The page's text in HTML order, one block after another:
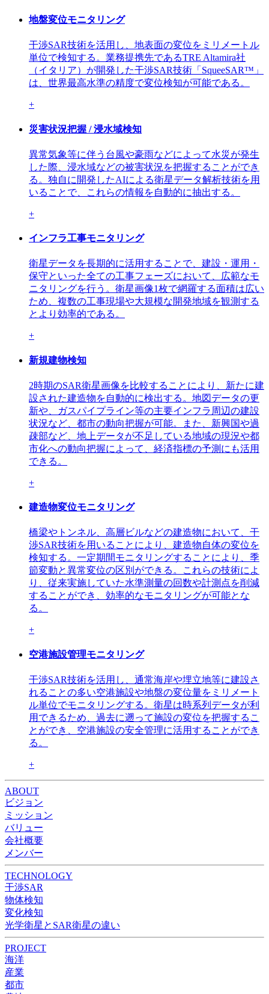
地盤変位モニタリング
干渉SAR技術を活用し、地表面の変位をミリメートル
単位で検知する。業務提携先であるTRE Altamira社
（イタリア）が開発した干渉SAR技術「SqueeSAR™」
は、世界最高水準の精度で変位検知が可能である。
+
災害状況把握 / 浸水域検知
異常気象等に伴う台風や豪雨などによって水災が発生
した際、浸水域などの被害状況を把握することができ
る。独⾃に開発したAIによる衛星データ解析技術を⽤
いることで、これらの情報を⾃動的に抽出する。
+
インフラ工事モニタリング
衛星データを長期的に活用することで、建設・運用・
保守といった全ての工事フェーズにおいて、広範なモ
ニタリングを行う。衛星画像1枚で網羅する面積は広い
ため、複数の工事現場や大規模な開発地域を観測する
とより効率的である。
+
新規建物検知
2時期のSAR衛星画像を比較することにより、新たに建
設された建造物を自動的に検出する。地図データの更
新や、ガスパイプライン等の主要インフラ周辺の建設
状況など、都市の動向把握が可能。また、新興国や過
疎部など、地上データが不足している地域の現況や都
市化への動向把握によって、経済指標の予測にも活用
できる。
+
建造物変位モニタリング
橋梁やトンネル、高層ビルなどの建造物において、干
渉SAR技術を用いることにより、建造物自体の変位を
検知する。一定期間モニタリングすることにより、季
節変動と異常変位の区別ができる。これらの技術によ
り、従来実施していた水準測量の回数や計測点を削減
することができ、効率的なモニタリングが可能とな
る。
+
空港施設管理モニタリング
干渉SAR技術を活用し、通常海岸や埋立地等に建設さ
れることの多い空港施設や地盤の変位量をミリメート
ル単位でモニタリングする。衛星は時系列データが利
用できるため、過去に遡って施設の変位を把握するこ
とができ、空港施設の安全管理に活用することができ
る。
+
ABOUT
ビジョン
ミッション
バリュー
会社概要
メンバー
TECHNOLOGY
干渉SAR
物体検知​​
変化検知​
光学衛星とSAR衛星の違い
PROJECT
海洋
産業
都市​